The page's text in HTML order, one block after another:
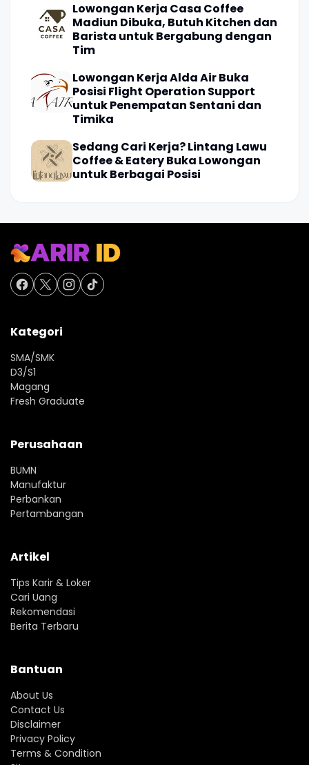
Lowongan Kerja Casa Coffee
Madiun Dibuka, Butuh Kitchen dan
Barista untuk Bergabung dengan
Tim
Lowongan Kerja Alda Air Buka
Posisi Flight Operation Support
untuk Penempatan Sentani dan
Timika
Sedang Cari Kerja? Lintang Lawu
Coffee & Eatery Buka Lowongan
untuk Berbagai Posisi
Kategori
SMA/SMK
D3/S1
Magang
Fresh Graduate
Perusahaan
BUMN
Manufaktur
Perbankan
Pertambangan
Artikel
Tips Karir & Loker
Cari Uang
Rekomendasi
Berita Terbaru
Bantuan
About Us
Contact Us
Disclaimer
Privacy Policy
Terms & Condition